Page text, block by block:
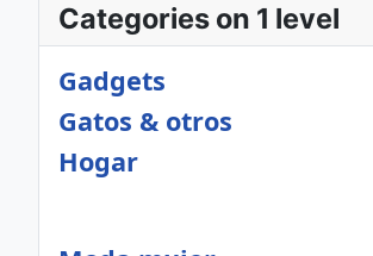
Categories on 1 level
Gadgets
Gatos & otros
Hogar